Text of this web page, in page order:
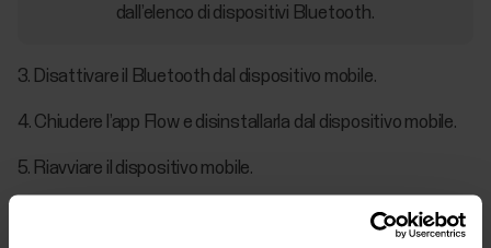
dall’elenco di dispositivi Bluetooth.
3. Disattivare il Bluetooth dal dispositivo mobile.
4. Chiudere l’app Flow e disinstallarla dal dispositivo mobile.
5. Riavviare il dispositivo mobile.